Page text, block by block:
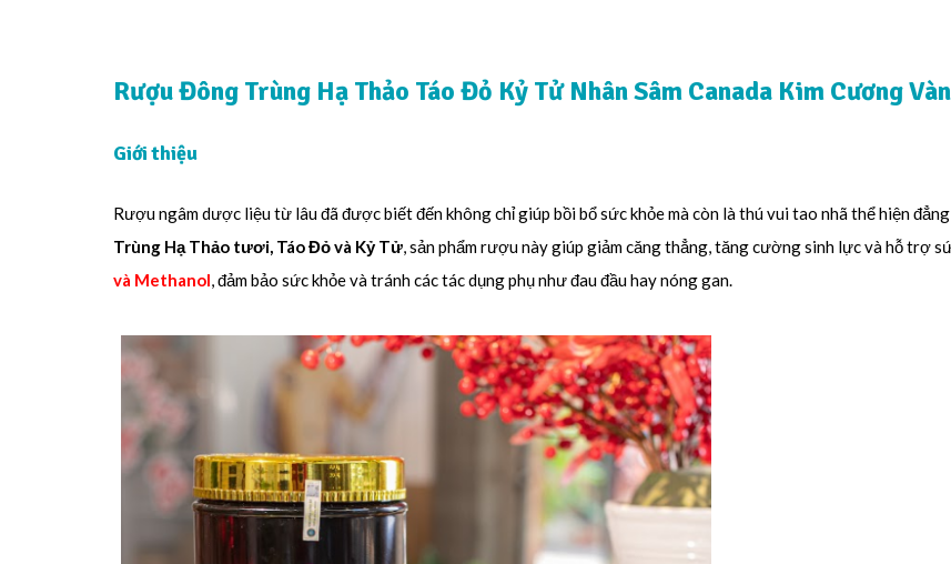
Rượu Đông Trùng Hạ Thảo Táo Đỏ Kỷ Tử Nhân Sâm Canada Kim Cương
Giới thiệu
Rượu ngâm dược liệu từ lâu đã được biết đến không chỉ giúp bồi bổ sức khỏe mà còn là thú vui tao nhã thể hiện
Trùng Hạ Thảo tươi, Táo Đỏ và Kỷ Tử, sản phẩm rượu này giúp giảm căng thẳng, tăng cường sinh lực và hỗ trợ
và Methanol, đảm bảo sức khỏe và tránh các tác dụng phụ như đau đầu hay nóng gan.